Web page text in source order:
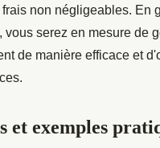
non négligeables. En
vous serez en mesure de
de manière efficace et
et exemples